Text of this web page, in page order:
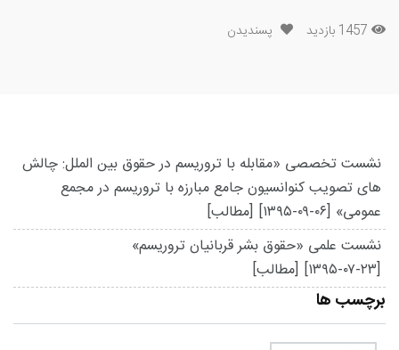
1457 بازدید پسندیدن
نشست تخصصی «مقابله با تروریسم در حقوق بین الملل: چالش
های تصویب کنوانسیون جامع مبارزه با تروریسم در مجمع
عمومی» [۱۳۹۵-۰۹-۰۶] [مطالب]
نشست علمی «حقوق بشر قربانیان تروریسم»
[۱۳۹۵-۰۷-۲۳] [مطالب]
برچسب ها